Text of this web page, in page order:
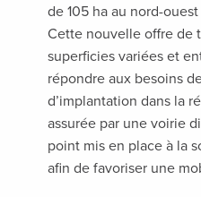
de 105 ha au nord-
Cette nouvelle offre de
superficies variées et
répondre aux besoins
d’implantation dans la
assurée par une voirie
point mis en place à la
afin de favoriser une